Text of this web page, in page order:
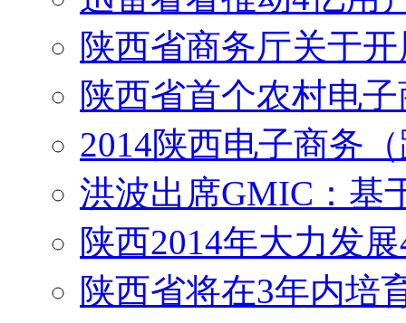
陕西省商务厅关于
陕西省首个农村电
2014陕西电子商务
洪波出席GMIC：基
陕西2014年大力发
陕西省将在3年内培